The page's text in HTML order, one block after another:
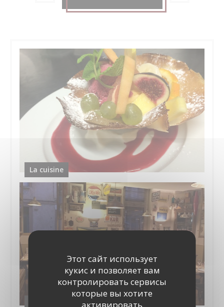
Этот сайт использует
кукис и позволяет вам
контролировать сервисы
которые вы хотите
активировать
La cuisine
Le bistrot de l'etoile